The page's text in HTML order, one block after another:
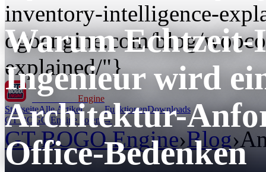
inventory-intelligence-
ogoengine.com/blog/
explained/"}
GT BOGO Engine
StartseiteAlle Artikel FunktionenDownloads
GT BOGO Engine holen →
GT BOGO Engine›Blog›
Warum
Ingenieur wird
Architektur-
Office-Bedenken